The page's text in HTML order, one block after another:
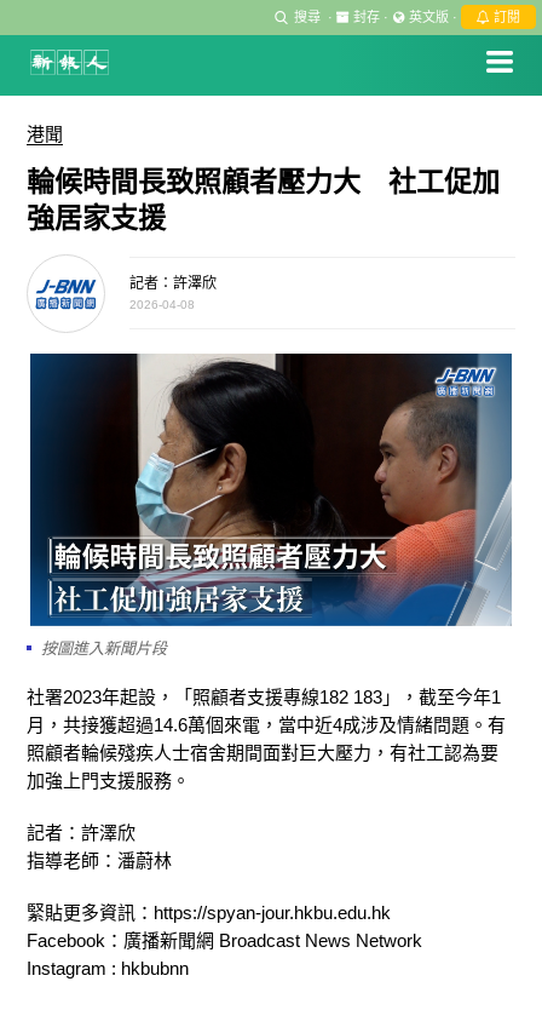
搜尋 · 封存 · 英文版 · 訂閱
港聞
輪候時間長致照顧者壓力大 社工促加
強居家支援
記者：許澤欣
2026-04-08
按圖進入新聞片段
社署2023年起設，「照顧者支援專線182 183」，截至今年1
月，共接獲超過14.6萬個來電，當中近4成涉及情緒問題。有
照顧者輪候殘疾人士宿舍期間面對巨大壓力，有社工認為要
加強上門支援服務。
記者：許澤欣
指導老師：潘蔚林
緊貼更多資訊：https://spyan-jour.hkbu.edu.hk
Facebook：廣播新聞網 Broadcast News Network
Instagram : hkbubnn